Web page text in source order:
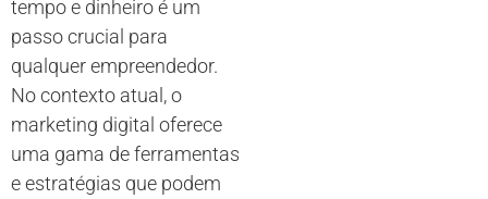
tempo e dinheiro é um
passo crucial para
qualquer empreendedor.
No contexto atual, o
marketing digital oferece
uma gama de ferramentas
e estratégias que podem